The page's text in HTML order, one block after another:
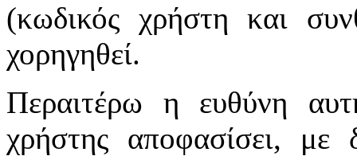
(κωδικός χρήστη και
χορηγηθεί.
Περαιτέρω η ευθύνη
χρήστης αποφασίσει, με